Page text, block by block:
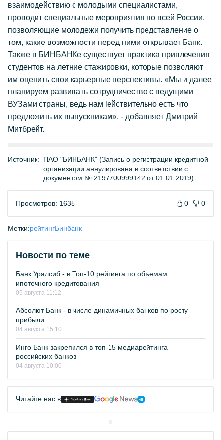
взаимодействию с молодыми специалистами,
проводит специальные мероприятия по всей России,
позволяющие молодежи получить представление о
том, какие возможности перед ними открывает Банк.
Также в БИНБАНКе существует практика привлечения
студентов на летние стажировки, которые позволяют
им оценить свои карьерные перспективы. «Мы и далее
планируем развивать сотрудничество с ведущими
ВУЗами страны, ведь нам lействительно есть что
предложить их выпускникам», - добавляет Дмитрий
Митбрейт.
Источник:
ПАО "БИНБАНК" (Запись о регистрации кредитной
организации аннулирована в соответствии с
документом № 2197700999142 от 01.01.2019)
Просмотров: 1635 0 0
Метки:рейтингБинбанк
Новости по теме
Банк Уралсиб - в Топ-10 рейтинга по объемам
ипотечного кредитования
05 августа 11:12
Абсолют Банк - в числе динамичных банков по росту
прибыли
04 августа 15:10
Инго Банк закрепился в топ-15 медиарейтинга
российских банков
04 августа 10:00
Читайте нас в